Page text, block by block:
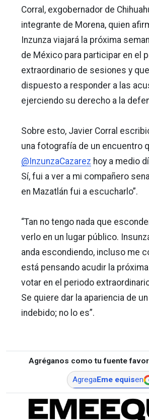
Corral, exgobernador de
integrante de Morena, quien
Inzunza viajará la próxima
de México para participar en el
extraordinario de sesiones y
dispuesto a responder a las
ejerciendo su derecho a la
Sobre esto, Javier Corral
una fotografía de un encuentro
@InzunzaCazarez hoy a medio
Sí, fui a ver a mi compañero
en Mazatlán fui a escucharlo”.
“Tan no tengo nada que
verlo en un lugar público.
anda escondiendo, incluso me
está pensando acudir la
votar en el periodo
Se quiere dar la apariencia de
indebido; no lo es”.
Agréganos como tu fuente
AgregaEme equisen